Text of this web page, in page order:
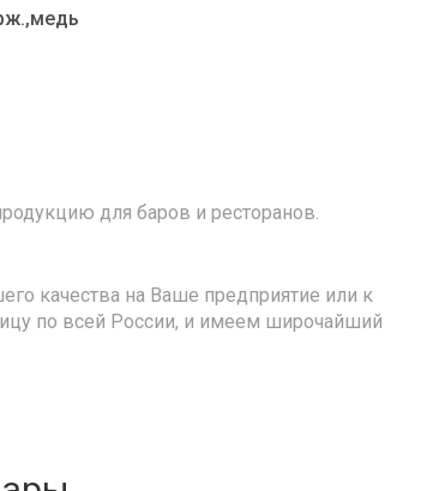
для баров и ресторанов.
качества на Ваше предприятие или к
по всей России, и имеем широчайший